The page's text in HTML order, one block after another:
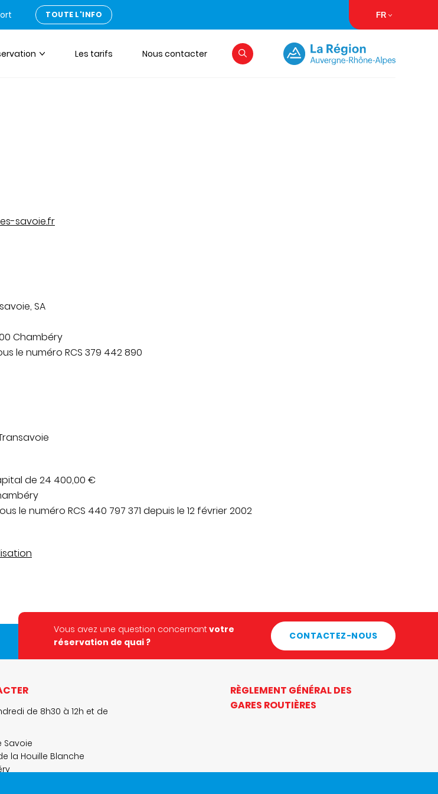
TOUTE L'INFO FR
Les tarifs Nous contacter
savoie.fr
SA
Chambéry
le numéro RCS 379 442 890
de 24 400,00 €
le numéro RCS 440 797 371 depuis le 12 février 2002
Vous avez une question concernant votre
réservation de quai ?
CONTACTEZ-NOUS
de 8h30 à 12h et de
Savoie
la Houille Blanche
RÈGLEMENT GÉNÉRAL DES
GARES ROUTIÈRES